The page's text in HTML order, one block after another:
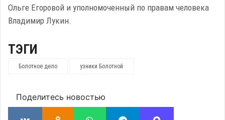
Ольге Егоровой и уполномоченный по правам человека
Владимир Лукин.
ТЭГИ
Болотное дело узники Болотной
Поделитесь новостью